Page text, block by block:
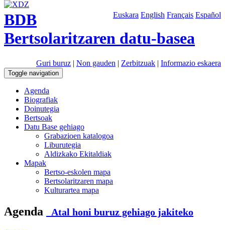
Euskara English Français Español
BDB
Bertsolaritzaren datu-basea
Guri buruz | Non gauden | Zerbitzuak | Informazio eskaera
Toggle navigation
Agenda
Biografiak
Doinutegia
Bertsoak
Datu Base gehiago
Grabazioen katalogoa
Liburutegia
Aldizkako Ekitaldiak
Mapak
Bertso-eskolen mapa
Bertsolaritzaren mapa
Kulturartea mapa
Agenda Atal honi buruz gehiago jakiteko